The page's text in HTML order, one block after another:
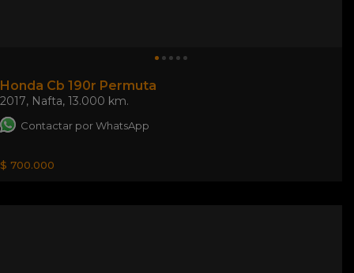
Honda Cb 190r Permuta
2017, Nafta, 13.000 km.
Contactar por WhatsApp
$ 700.000